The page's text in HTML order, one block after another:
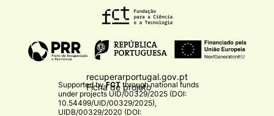
recuperarportugal.gov.pt
Ficha de projeto
Supported byFCT through national funds
under projects UID/00329/2025 (DOI:
10.54499/UID/00329/2025),
UIDB/00329/2020 (DOI: